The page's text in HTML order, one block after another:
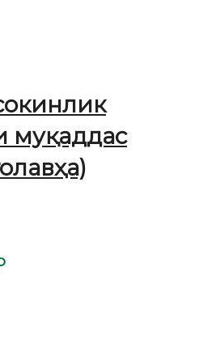
муқаддас